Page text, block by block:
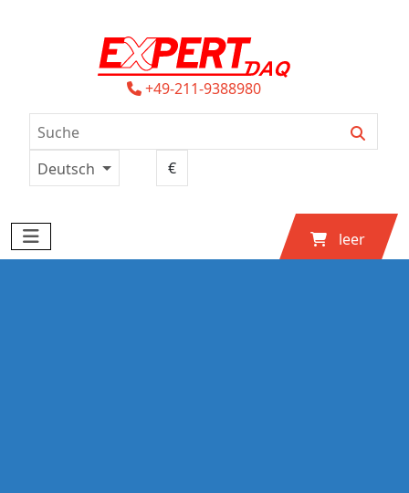
+49-211-9388980
Deutsch
leer